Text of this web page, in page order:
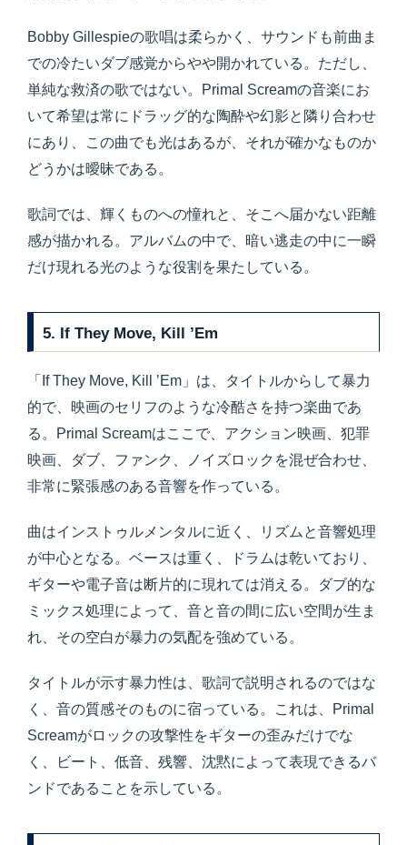
Bobby Gillespieの歌唱は柔らかく、サウンドも前曲ま
での冷たいダブ感覚からやや開かれている。ただし、
単純な救済の歌ではない。Primal Screamの音楽にお
いて希望は常にドラッグ的な陶酔や幻影と隣り合わせ
にあり、この曲でも光はあるが、それが確かなものか
どうかは曖昧である。
歌詞では、輝くものへの憧れと、そこへ届かない距離
感が描かれる。アルバムの中で、暗い逃走の中に一瞬
だけ現れる光のような役割を果たしている。
5. If They Move, Kill ’Em
「If They Move, Kill ’Em」は、タイトルからして暴力
的で、映画のセリフのような冷酷さを持つ楽曲であ
る。Primal Screamはここで、アクション映画、犯罪
映画、ダブ、ファンク、ノイズロックを混ぜ合わせ、
非常に緊張感のある音響を作っている。
曲はインストゥルメンタルに近く、リズムと音響処理
が中心となる。ベースは重く、ドラムは乾いており、
ギターや電子音は断片的に現れては消える。ダブ的な
ミックス処理によって、音と音の間に広い空間が生ま
れ、その空白が暴力の気配を強めている。
タイトルが示す暴力性は、歌詞で説明されるのではな
く、音の質感そのものに宿っている。これは、Primal
Screamがロックの攻撃性をギターの歪みだけでな
く、ビート、低音、残響、沈黙によって表現できるバ
ンドであることを示している。